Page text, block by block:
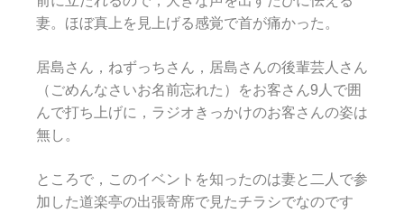
妻。ほぼ真上を見上げる感覚で首が痛かった。
居島さん，ねずっちさん，居島さんの後輩芸人さん
（ごめんなさいお名前忘れた）をお客さん9人で囲
んで打ち上げに，ラジオきっかけのお客さんの姿は
無し。
ところで，このイベントを知ったのは妻と二人で参
加した道楽亭の出張寄席で見たチラシでなのです